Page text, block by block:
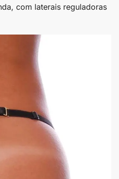
com laterais reguladoras